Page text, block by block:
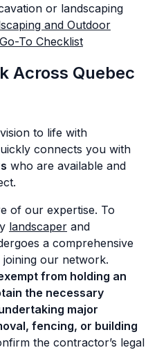
or landscaping
and Outdoor
To Checklist
Across Quebec
to life with
connects you with
who are available and
of our expertise. To
landscaper and
a comprehensive
our network.
from holding an
the necessary
major
fencing, or building
the contractor’s legal